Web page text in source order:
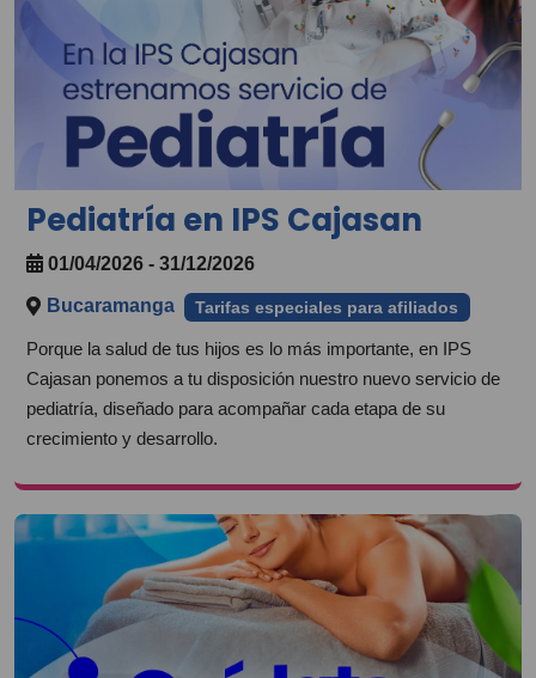
Pediatría en IPS Cajasan
01/04/2026 - 31/12/2026
Bucaramanga Tarifas especiales para afiliados
Porque la salud de tus hijos es lo más importante, en IPS
Cajasan ponemos a tu disposición nuestro nuevo servicio de
pediatría, diseñado para acompañar cada etapa de su
crecimiento y desarrollo.